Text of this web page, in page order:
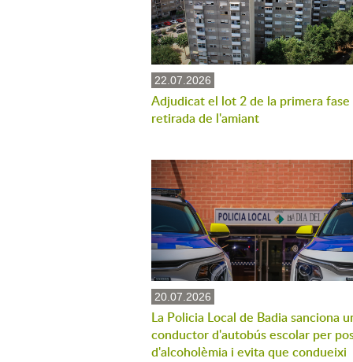
22.07.2026
Adjudicat el lot 2 de la primera fase
retirada de l'amiant
20.07.2026
La Policia Local de Badia sanciona
conductor d'autobús escolar per
d'alcoholèmia i evita que condueixi